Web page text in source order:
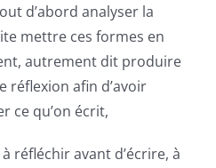
d’abord analyser la
mettre ces formes en
autrement dit produire
réflexion afin d’avoir
ce qu’on écrit,
réfléchir avant d’écrire, à